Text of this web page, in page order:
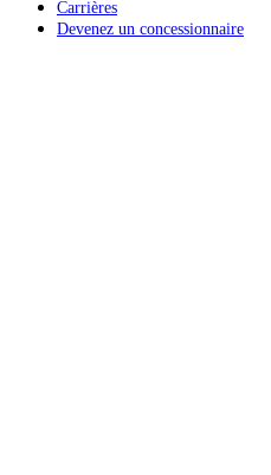
Carrières
Devenez un concessionnaire